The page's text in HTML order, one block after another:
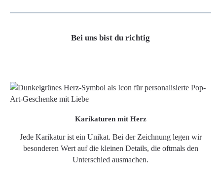
Bei uns bist du richtig
Karikaturen mit Herz
Jede Karikatur ist ein Unikat. Bei der Zeichnung legen wir
besonderen Wert auf die kleinen Details, die oftmals den
Unterschied ausmachen.